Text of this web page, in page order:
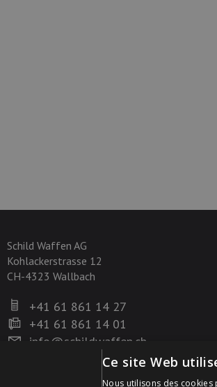
Schild Waffen AG
Kohlackerstrasse 12
CH-4323 Wallbach
+41 61 861 14 27
+41 61 861 14 01
info@schildwaffen.ch
Ce site Web
Nous utilisons des